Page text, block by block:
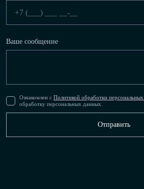
Ваше сообщение
Ознакомлен с Политикой обработки
обработку персональных данных.